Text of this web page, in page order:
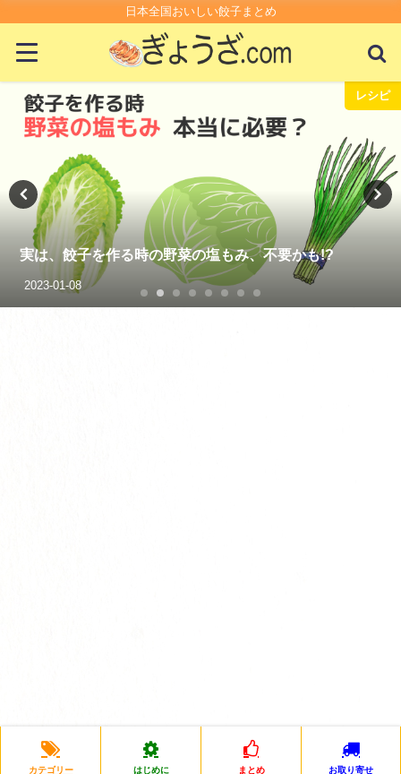
日本全国おいしい餃子まとめ
シピ コンビニ・ス
スーパーの生餃子が100円で最強においしいって知っ
る？
2021-01-14
カテゴリー はじめに まとめ お取り寄せ